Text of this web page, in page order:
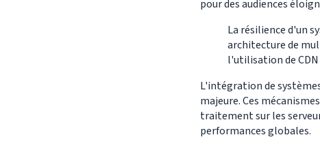
pour des audiences
La résilience d'un
architecture de
l'utilisation de
L'intégration de
majeure. Ces
traitement sur les
performances globales.